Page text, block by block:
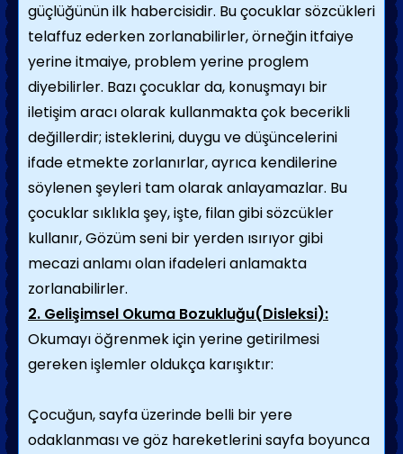
güçlüğünün ilk habercisidir. Bu çocuklar sözcükleri
telaffuz ederken zorlanabilirler, örneğin itfaiye
yerine itmaiye, problem yerine proglem
diyebilirler. Bazı çocuklar da, konuşmayı bir
iletişim aracı olarak kullanmakta çok becerikli
değillerdir; isteklerini, duygu ve düşüncelerini
ifade etmekte zorlanırlar, ayrıca kendilerine
söylenen şeyleri tam olarak anlayamazlar. Bu
çocuklar sıklıkla şey, işte, filan gibi sözcükler
kullanır, Gözüm seni bir yerden ısırıyor gibi
mecazi anlamı olan ifadeleri anlamakta
zorlanabilirler.
2. Gelişimsel Okuma Bozukluğu(Disleksi):
Okumayı öğrenmek için yerine getirilmesi
gereken işlemler oldukça karışıktır:
Çocuğun, sayfa üzerinde belli bir yere
odaklanması ve göz hareketlerini sayfa boyunca